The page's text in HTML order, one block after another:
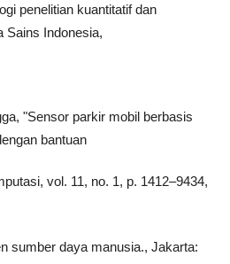
penelitian kuantitatif dan
Sains Indonesia,
"Sensor parkir mobil berbasis
bantuan
vol. 11, no. 1, p. 1412–9434,
sumber daya manusia., Jakarta: